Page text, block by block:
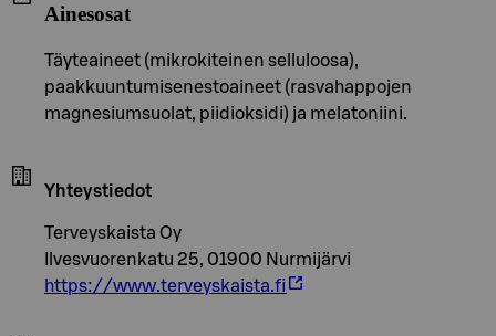
Ainesosat
Täyteaineet (mikrokiteinen selluloosa),
paakkuuntumisenestoaineet (rasvahappojen
magnesiumsuolat, piidioksidi) ja melatoniini.
Yhteystiedot
Terveyskaista Oy
Ilvesvuorenkatu 25, 01900 Nurmijärvi
https://www.terveyskaista.fi